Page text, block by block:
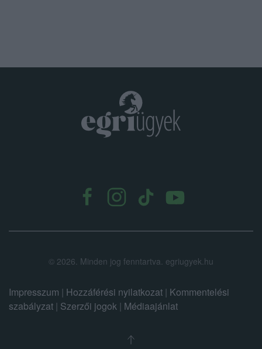
© 2026. Minden jog fenntartva. egriugyek.hu
Impresszum | Hozzáférési nyilatkozat | Kommentelési
szabályzat | Szerzői jogok | Médiaajánlat